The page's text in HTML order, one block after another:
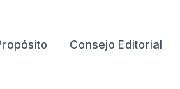
Consejo Editorial